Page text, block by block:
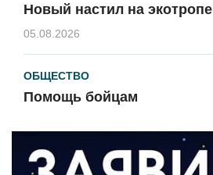
Новый настил на экотропе
05.08.2026
ОБЩЕСТВО
Помощь бойцам
ВЛАСТЬ